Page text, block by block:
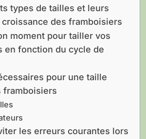
types de tailles et leurs
des framboisiers
moment pour tailler vos
en fonction du cycle de
pour une taille
framboisiers
les erreurs courantes lors